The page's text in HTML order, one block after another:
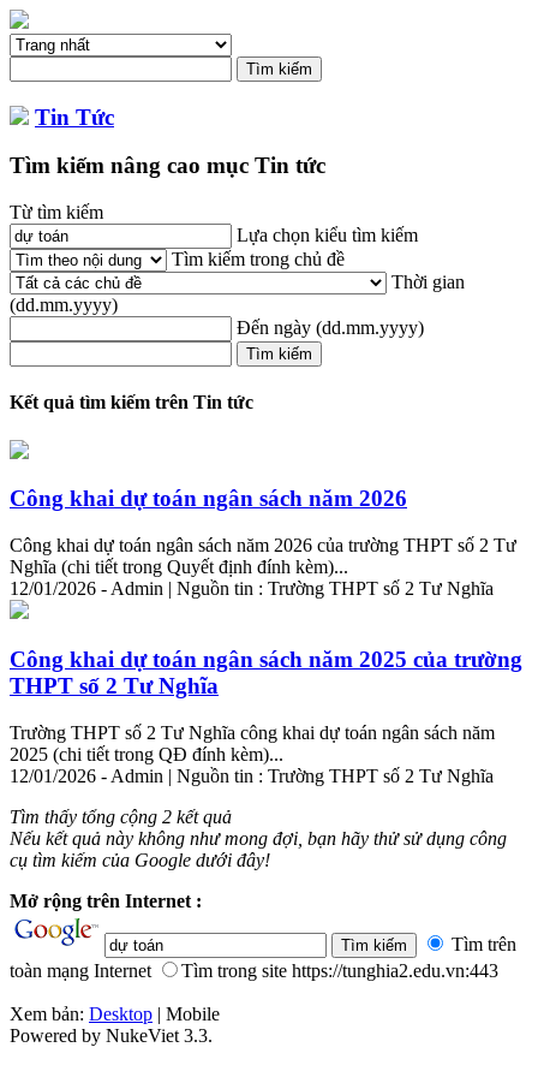
Tin Tức
Tìm kiếm nâng cao mục Tin tức
Từ tìm kiếm
Lựa chọn kiểu tìm kiếm
Tìm kiếm trong chủ đề
Thời gian
(dd.mm.yyyy)
Đến ngày (dd.mm.yyyy)
Kết quả tìm kiếm trên Tin tức
Công khai dự toán ngân sách năm 2026
Công khai dự toán ngân sách năm 2026 của trường THPT số 2 Tư
Nghĩa (chi tiết trong Quyết định đính kèm)...
12/01/2026 - Admin | Nguồn tin : Trường THPT số 2 Tư Nghĩa
Công khai dự toán ngân sách năm 2025 của trường
THPT số 2 Tư Nghĩa
Trường THPT số 2 Tư Nghĩa công khai dự toán ngân sách năm
2025 (chi tiết trong QĐ đính kèm)...
12/01/2026 - Admin | Nguồn tin : Trường THPT số 2 Tư Nghĩa
Tìm thấy tổng cộng 2 kết quả
Nếu kết quả này không như mong đợi, bạn hãy thử sử dụng công
cụ tìm kiếm của Google dưới đây!
Mở rộng trên Internet :
Tìm trên
toàn mạng Internet
Tìm trong site https://tunghia2.edu.vn:443
Xem bản: Desktop | Mobile
Powered by NukeViet 3.3.